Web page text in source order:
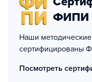
ФИПИ
Наши
сертифицированы
Посмотреть